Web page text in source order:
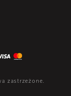
zastrzeżone.